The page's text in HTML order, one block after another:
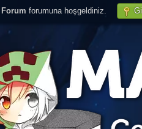
Forum forumuna hoşgeldiniz.